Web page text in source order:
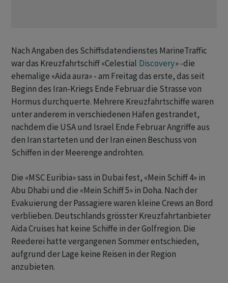
Nach Angaben des Schiffsdatendienstes MarineTraffic
war das Kreuzfahrtschiff «Celestial Discovery» -die
ehemalige «Aida aura» - am Freitag das erste, das seit
Beginn des Iran-Kriegs Ende Februar die Strasse von
Hormus durchquerte. Mehrere Kreuzfahrtschiffe waren
unter anderem in verschiedenen Häfen gestrandet,
nachdem die USA und Israel Ende Februar Angriffe aus
den Iran starteten und der Iran einen Beschuss von
Schiffen in der Meerenge androhten.
Die «MSC Euribia» sass in Dubai fest, «Mein Schiff 4» in
Abu Dhabi und die «Mein Schiff 5» in Doha. Nach der
Evakuierung der Passagiere waren kleine Crews an Bord
verblieben. Deutschlands grösster Kreuzfahrtanbieter
Aida Cruises hat keine Schiffe in der Golfregion. Die
Reederei hatte vergangenen Sommer entschieden,
aufgrund der Lage keine Reisen in der Region
anzubieten.